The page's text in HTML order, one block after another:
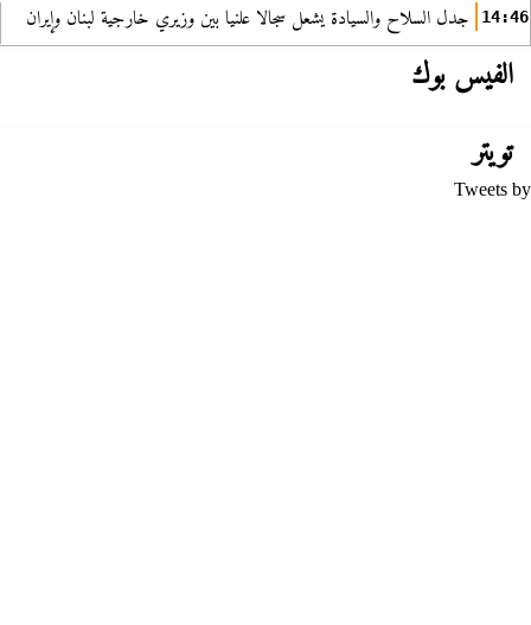
14:46 جدل السلاح والسيادة يشعل سجالا علنيا بين وزيري خارجية لبنان وإيران
الفيس بوك
تويتر
Tweets by